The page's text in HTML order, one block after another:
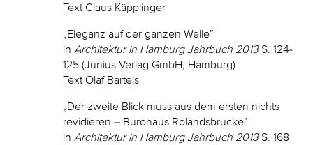
Text Claus Käpplinger
„Eleganz auf der ganzen Welle”
in Architektur in Hamburg Jahrbuch 2013S. 124-
125 (Junius Verlag GmbH, Hamburg)
Text Olaf Bartels
„Der zweite Blick muss aus dem ersten nichts
revidieren – Bürohaus Rolandsbrücke”
in Architektur in Hamburg Jahrbuch 2013S. 168